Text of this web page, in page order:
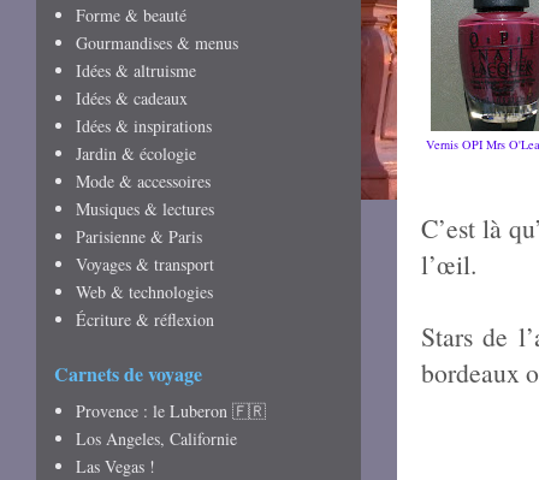
Vernis OPI Mrs
C’est là
l’œil.
Stars de
bordeaux
Forme & beauté
Gourmandises & menus
Idées & altruisme
Idées & cadeaux
Idées & inspirations
Jardin & écologie
Mode & accessoires
Musiques & lectures
Parisienne & Paris
Voyages & transport
Web & technologies
Écriture & réflexion
Carnets de voyage
Provence : le Luberon 🇫🇷
Los Angeles, Californie
Las Vegas !